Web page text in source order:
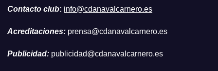
Contacto club: info@cdanavalcarnero.es
Acreditaciones: prensa@cdanavalcarnero.es
Publicidad: publicidad@cdanavalcarnero.es